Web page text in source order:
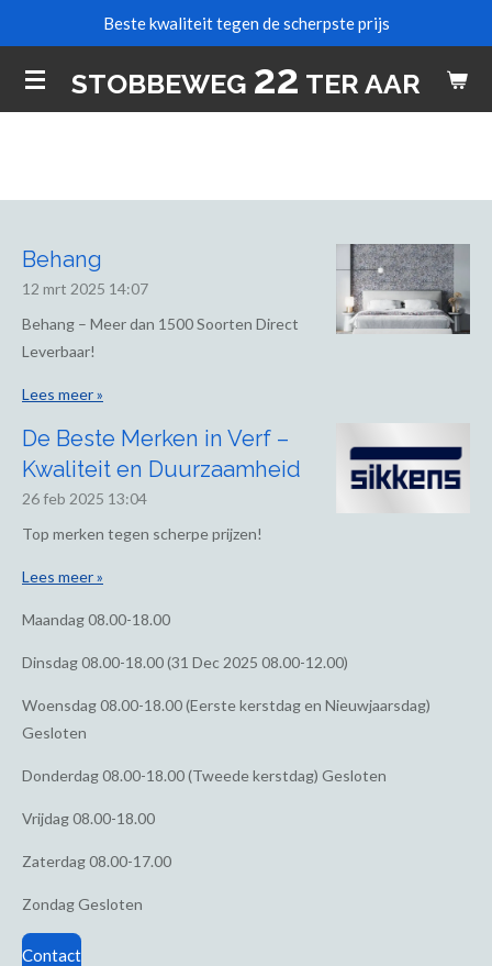
naar
de
STOBBEWEG 22 TER AAR
Beste kwaliteit tegen de scherpste prijs
Behang
12 mrt 2025 14:07
Behang – Meer dan 1500 Soorten Direct
Leverbaar!
Lees meer »
De Beste Merken in Verf –
Kwaliteit en Duurzaamheid
26 feb 2025 13:04
Top merken tegen scherpe prijzen!
Lees meer »
Maandag08.00-18.00
Dinsdag08.00-18.00 (31 Dec 2025 08.00-12.00)
Woensdag08.00-18.00 (Eerste kerstdag en Nieuwjaarsdag)
Gesloten
Donderdag08.00-18.00 (Tweede kerstdag) Gesloten
Vrijdag08.00-18.00
Zaterdag08.00-17.00
ZondagGesloten
Contact